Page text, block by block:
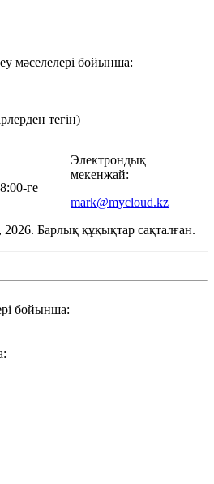
мәселелері бойынша:
тегін)
ге
Электрондық
мекенжай:
mark@mycloud.kz
Барлық құқықтар сақталған.
бойынша: